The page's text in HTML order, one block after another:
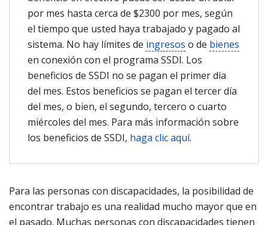
por mes hasta cerca de $2300 por mes, según
el tiempo que usted haya trabajado y pagado al
sistema. No hay límites de ingresos o de bienes
en conexión con el programa SSDI. Los
beneficios de SSDI no se pagan el primer día
del mes. Estos beneficios se pagan el tercer día
del mes, o bien, el segundo, tercero o cuarto
miércoles del mes. Para más información sobre
los beneficios de SSDI, haga clic aquí.
Para las personas con discapacidades, la posibilidad de
encontrar trabajo es una realidad mucho mayor que en
el pasado. Muchas personas con discapacidades tienen